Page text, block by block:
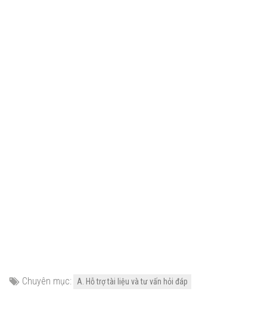
Chuyên mục: A. Hỗ trợ tài liệu và tư vấn hỏi đáp